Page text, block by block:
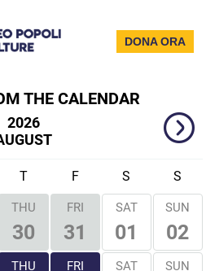
DONA ORA
THE CALENDAR
2026
T F S S
THU
30
FRI
31
SAT
01
SUN
02
THU FRI SAT SUN